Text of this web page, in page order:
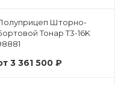
Шторно-
Тонар Т3-16K
3 361 500 ₽